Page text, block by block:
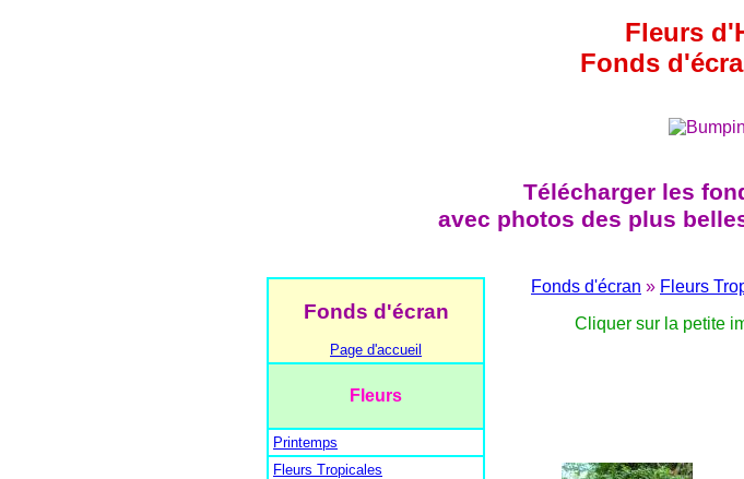
Fleurs
Fonds
Télécharger les
avec photos des plus
Fonds d'écran
Page d'accueil
Fleurs
Printemps
Fleurs Tropicales
Fonds d'écran » Fleurs
Cliquer sur la petite